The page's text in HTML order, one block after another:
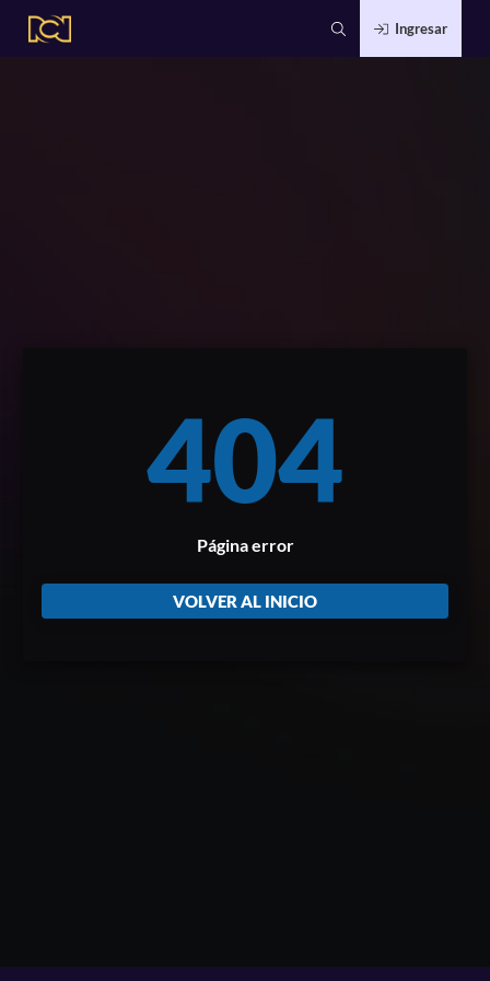
Ingresar
404
Página error
VOLVER AL INICIO